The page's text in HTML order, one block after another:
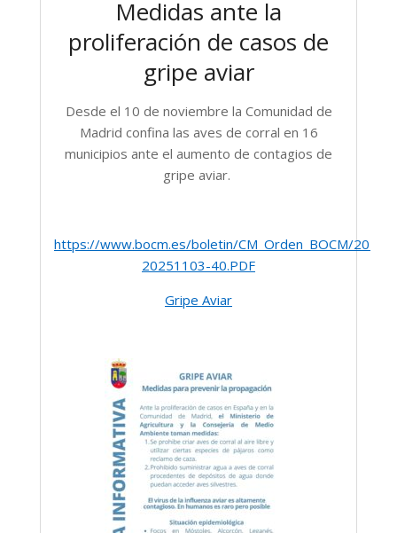
Medidas ante la
proliferación de casos de
gripe aviar
Desde el 10 de noviembre la Comunidad de
Madrid confina las aves de corral en 16
municipios ante el aumento de contagios de
gripe aviar.
https://www.bocm.es/boletin/CM_Orden_BOCM/2025/
20251103-40.PDF
Gripe Aviar